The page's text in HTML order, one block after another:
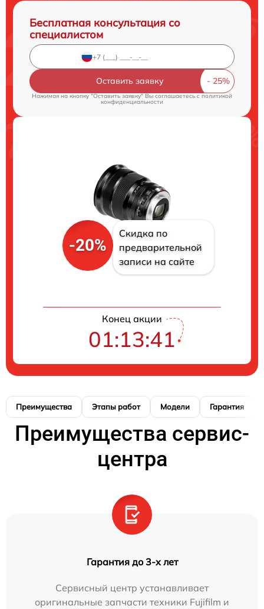
Бесплатная консультация со
специалистом
Оставить заявку
Нажимая на кнопку "Оставить заявку" Вы соглашаетесь c политикой
конфиденциальности
-20%
Скидка по
предварительной
записи на сайте
Конец акции
01:13:40
Преимущества Этапы работ Модели Гарантия
Преимущества сервис-
центра
Гарантия до 3-х лет
Сервисный центр устанавливает
оригинальные запчасти техники Fujifilm и